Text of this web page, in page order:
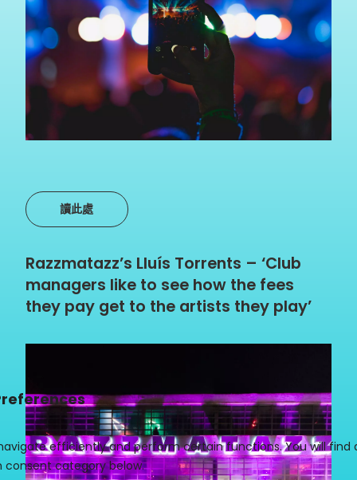
讀此處
Razzmatazz’s Lluís Torrents – ‘Club
managers like to see how the fees
they pay get to the artists they play’